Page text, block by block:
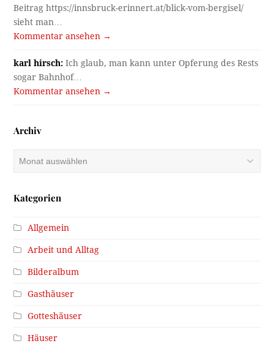
Beitrag https://innsbruck-erinnert.at/blick-vom-bergisel/
sieht man…
Kommentar ansehen →
karl hirsch: Ich glaub, man kann unter Opferung des Rests
sogar Bahnhof…
Kommentar ansehen →
Archiv
Kategorien
Allgemein
Arbeit und Alltag
Bilderalbum
Gasthäuser
Gotteshäuser
Häuser